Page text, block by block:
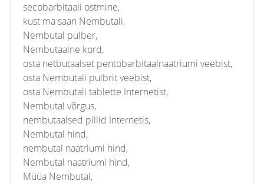
secobarbitaali ostmine,
kust ma saan Nembutali,
Nembutal pulber,
Nembutaalne kord,
osta netbutaalset pentobarbitaalnaatriumi veebist,
osta Nembutali pulbrit veebist,
osta Nembutali tablette Internetist,
Nembutal võrgus,
nembutaalsed pillid Internetis,
Nembutal hind,
nembutal naatriumi hind,
Nembutal naatriumi hind,
Müüa Nembutal,